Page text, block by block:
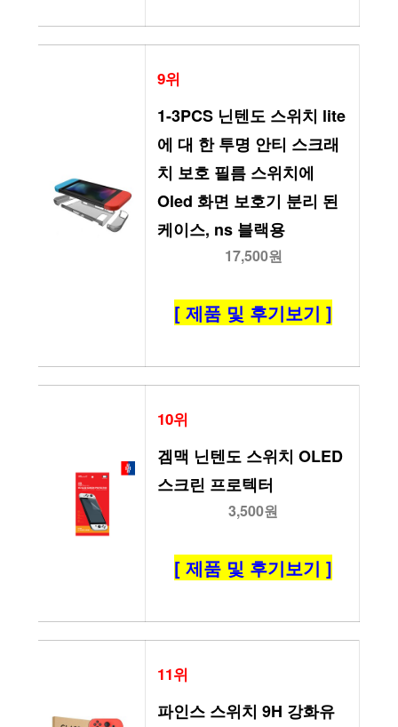
9위
1-3PCS 닌텐도 스위치 lite
에 대 한 투명 안티 스크래
치 보호 필름 스위치에
Oled 화면 보호기 분리 된
케이스, ns 블랙용
17,500원
[ 제품 및 후기보기 ]
10위
겜맥 닌텐도 스위치 OLED
스크린 프로텍터
3,500원
[ 제품 및 후기보기 ]
11위
파인스 스위치 9H 강화유